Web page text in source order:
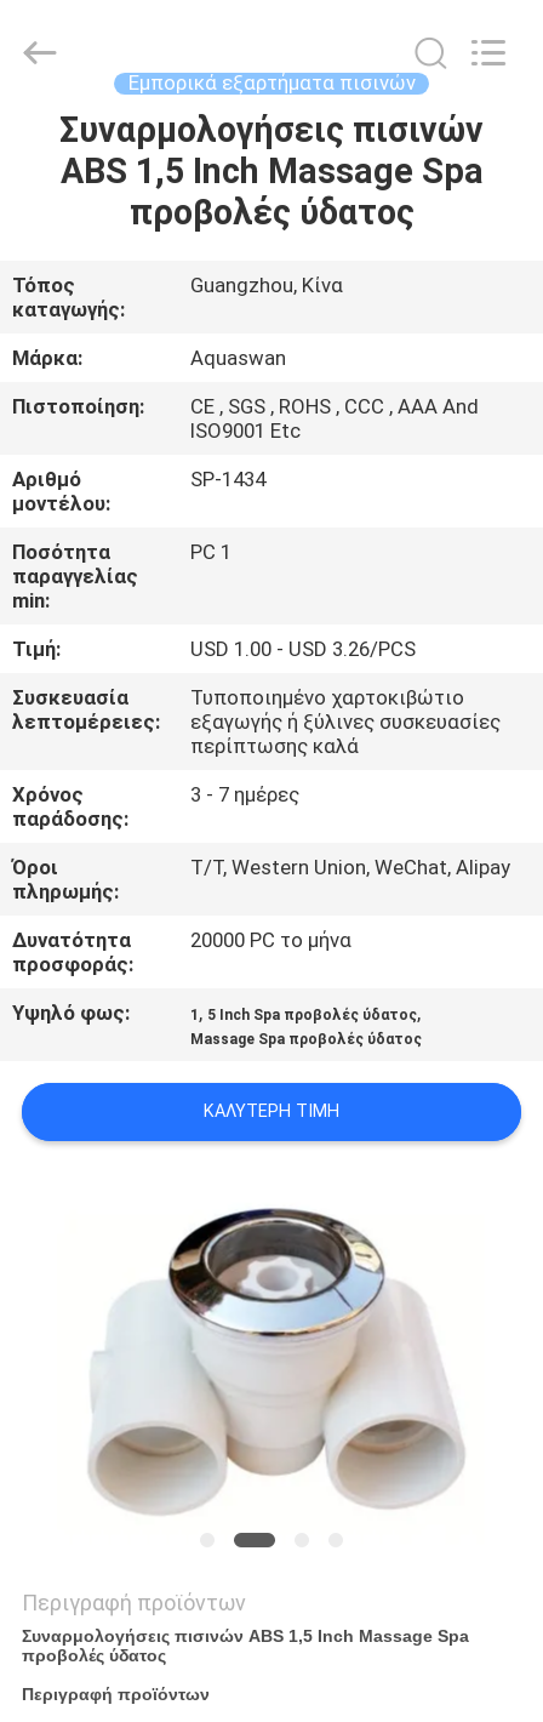
ΣΠΊΤΙ
ΠΡΟΪΌΝΤΑ
ΠΕΡΊΠΟΥ
ΕΜΕΊΣ
ΓΎΡΟΣ
ΕΡΓΟΣΤΑΣΊΩΝ
ΠΟΙΟΤΙΚΌΣ
ΈΛΕΓΧΟΣ
ΜΑΣ
ΕΛΆΤΕ
ΣΕ
ΜΕ
ΖΗΤΉΣΤΕ
ΈΝΑ
ΑΠΌΣΠΑΣΜΑ
SITEMAP
co,.ltd.
Εμπορικά εξαρτήματα πισινών
Συναρμολογήσεις πισινών
ABS 1,5 Inch Massage Spa
προβολές ύδατος
Τόπος
καταγωγής:
Guangzhou, Κίνα
Μάρκα:
Aquaswan
Πιστοποίηση:
CE , SGS , ROHS , CCC , AAA And
ISO9001 Etc
Αριθμό
μοντέλου:
SP-1434
Ποσότητα
παραγγελίας
min:
PC 1
Τιμή:
USD 1.00 - USD 3.26/PCS
Συσκευασία
λεπτομέρειες:
Τυποποιημένο χαρτοκιβώτιο
εξαγωγής ή ξύλινες συσκευασίες
περίπτωσης καλά
Χρόνος
παράδοσης:
3 - 7 ημέρες
Όροι
πληρωμής:
T/T, Western Union, WeChat, Alipay
Δυνατότητα
προσφοράς:
20000 PC το μήνα
Υψηλό φως: 1 , 5 Inch Spa προβολές ύδατος,
Massage Spa προβολές ύδατος
ΚΑΛΎΤΕΡΗ ΤΙΜΉ
Περιγραφή προϊόντων
Συναρμολογήσεις πισινών ABS 1,5 Inch Massage Spa
προβολές ύδατος
Περιγραφή προϊόντων